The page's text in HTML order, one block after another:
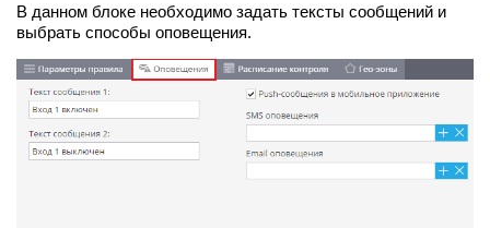
В данном блоке необходимо задать тексты сообщений и
выбрать способы оповещения.